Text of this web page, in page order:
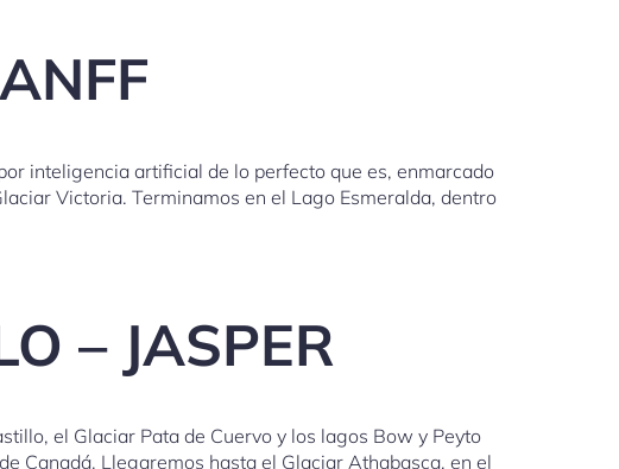
inteligencia artificial de lo perfecto que es, enmarcado
Victoria. Terminamos en el Lago Esmeralda, dentro
– JASPER
el Glaciar Pata de Cuervo y los lagos Bow y Peyto
Canadá. Llegaremos hasta el Glaciar Athabasca, en el